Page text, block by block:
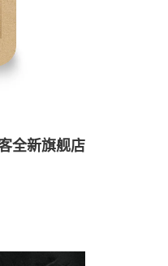
全新旗舰店